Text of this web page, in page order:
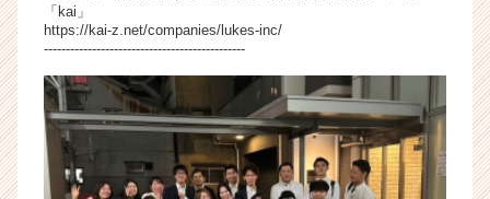
「kai」
https://kai-z.net/companies/lukes-inc/
----------------------------------------------